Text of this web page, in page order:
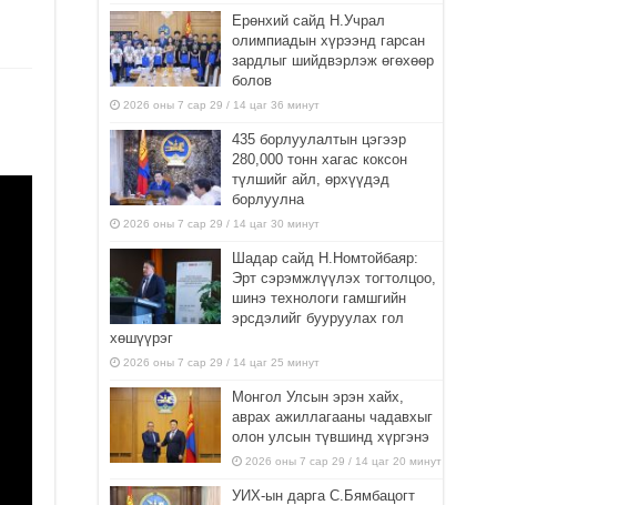
Ерөнхий сайд Н.Учрал
олимпиадын хүрээнд гарсан
зардлыг шийдвэрлэж өгөхөөр
болов
2026 оны 7 сар 29 / 14 цаг 36 минут
435 борлуулалтын цэгээр
280,000 тонн хагас коксон
түлшийг айл, өрхүүдэд
борлуулна
2026 оны 7 сар 29 / 14 цаг 30 минут
Шадар сайд Н.Номтойбаяр:
Эрт сэрэмжлүүлэх тогтолцоо,
шинэ технологи гамшгийн
эрсдэлийг бууруулах гол
хөшүүрэг
2026 оны 7 сар 29 / 14 цаг 25 минут
Монгол Улсын эрэн хайх,
аврах ажиллагааны чадавхыг
олон улсын түвшинд хүргэнэ
2026 оны 7 сар 29 / 14 цаг 20 минут
УИХ-ын дарга С.Бямбацогт